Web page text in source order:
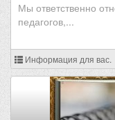
Мы ответственно
педагогов,...
Информация для вас.